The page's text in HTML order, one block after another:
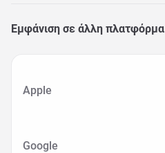
Εμφάνιση σε άλλη πλατφόρμα
Apple
Google